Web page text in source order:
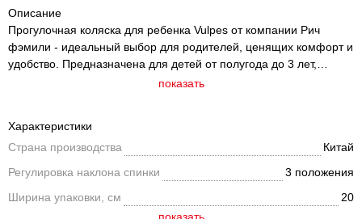
Описание
Прогулочная коляска для ребенка Vulpes от компании Рич
фэмили - идеальный выбор для родителей, ценящих комфорт и
удобство. Предназначена для детей от полугода до 3 лет,
отличается своей продуманной конструкцией и стильным
коляске относительно дороги, что очень удобно в различных
ситуациях. Коляска из плотной водоотталкивающей не
продуваемой ткани, в комплекте есть утепленный чехол для
ножек, который позволяет использовать ее в прохладное время.
Капюшон с козырьком опускается до самого бампера и
показать
Характеристики
Страна производства
Китай
Регулировка наклона спинки
3 положения
Ширина упаковки, см
20